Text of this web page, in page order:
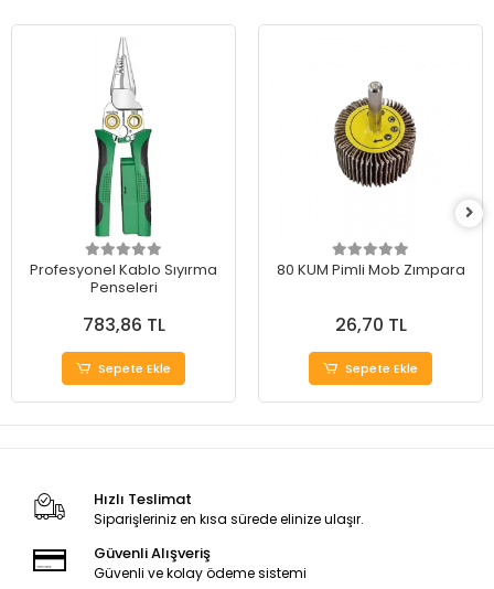
Profesyonel Kablo Sıyırma
Penseleri
783,86 TL
Sepete Ekle
80 KUM Pimli Mob Zımpara
26,70 TL
Sepete Ekle
Hızlı Teslimat
Siparişleriniz en kısa sürede elinize ulaşır.
Güvenli Alışveriş
Güvenli ve kolay ödeme sistemi